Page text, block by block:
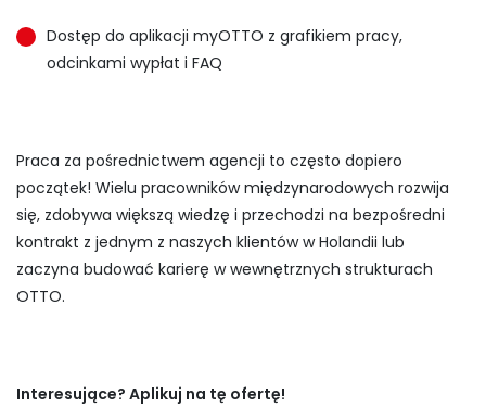
Dostęp do aplikacji myOTTO z grafikiem pracy,
odcinkami wypłat i FAQ
Praca za pośrednictwem agencji to często dopiero
początek! Wielu pracowników międzynarodowych rozwija
się, zdobywa większą wiedzę i przechodzi na bezpośredni
kontrakt z jednym z naszych klientów w Holandii lub
zaczyna budować karierę w wewnętrznych strukturach
OTTO.
Interesujące? Aplikuj na tę ofertę!